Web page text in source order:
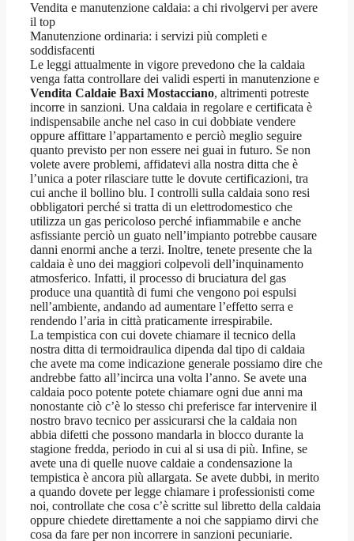
Vendita e manutenzione caldaia: a chi rivolgervi per avere
il top
Manutenzione ordinaria: i servizi più completi e
soddisfacenti
Le leggi attualmente in vigore prevedono che la caldaia
venga fatta controllare dei validi esperti in manutenzione e
Vendita Caldaie Baxi Mostacciano, altrimenti potreste
incorre in sanzioni. Una caldaia in regolare e certificata è
indispensabile anche nel caso in cui dobbiate vendere
oppure affittare l’appartamento e perciò meglio seguire
quanto previsto per non essere nei guai in futuro. Se non
volete avere problemi, affidatevi alla nostra ditta che è
l’unica a poter rilasciare tutte le dovute certificazioni, tra
cui anche il bollino blu. I controlli sulla caldaia sono resi
obbligatori perché si tratta di un elettrodomestico che
utilizza un gas pericoloso perché infiammabile e anche
asfissiante perciò un guato nell’impianto potrebbe causare
danni enormi anche a terzi. Inoltre, tenete presente che la
caldaia è uno dei maggiori colpevoli dell’inquinamento
atmosferico. Infatti, il processo di bruciatura del gas
produce una quantità di fumi che vengono poi espulsi
nell’ambiente, andando ad aumentare l’effetto serra e
rendendo l’aria in città praticamente irrespirabile.
La tempistica con cui dovete chiamare il tecnico della
nostra ditta di termoidraulica dipenda dal tipo di caldaia
che avete ma come indicazione generale possiamo dire che
andrebbe fatto all’incirca una volta l’anno. Se avete una
caldaia poco potente potete chiamare ogni due anni ma
nonostante ciò c’è lo stesso chi preferisce far intervenire il
nostro bravo tecnico per assicurarsi che la caldaia non
abbia difetti che possono mandarla in blocco durante la
stagione fredda, periodo in cui al si usa di più. Infine, se
avete una di quelle nuove caldaie a condensazione la
tempistica è ancora più allargata. Se avete dubbi, in merito
a quando dovete per legge chiamare i professionisti come
noi, controllate che cosa c’è scritte sul libretto della caldaia
oppure chiedete direttamente a noi che sappiamo dirvi che
cosa da fare per non incorrere in sanzioni pecuniarie.